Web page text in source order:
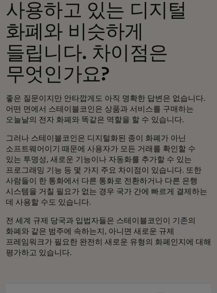
사용하고 있는 디지털
화폐와 비슷하게
들립니다. 차이점은
무엇인가요?
좋은 질문이지만 안타깝게도 아직 명확한 답변은 없습니다.
어떤 면에서 스테이블코인은 상품과 서비스를 구매하는
오늘날의 전자 화폐와 똑같은 역할을 할 수 있습니다.
그러나 스테이블코인은 디지털화된 종이 화폐가 아닌
소프트웨어이기 때문에 사용자가 모든 거래를 확인할 수
있는 투명성, 새로운 기능이나 자동화를 추가할 수 있는
프로그래밍 기능 등 몇 가지 주요 차이점이 있습니다. 또한
사람들이 한 통화에서 다른 통화로 전환하거나 다른 은행
시스템을 거칠 필요가 없는 경우 국가 간에 빠르게 결제하는
데 사용할 수도 있습니다.
전 세계 규제 당국과 입법자들은 스테이블코인이 기존의
화폐와 같은 범주에 속하는지, 아니면 새로운 규제
프레임워크가 필요한 완전히 새로운 유형의 화폐인지에 대해
평가하고 있습니다.